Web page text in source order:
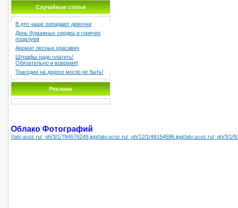
Случайные статьи
В дтп чаще попадают девочки
День бумажных сердец и горячих
поцелуев
Аромат лесных красавич
Штрафы надо платить!
Обязательно и вовремя!
Трагедии на дороге могло не быть!
Реклама
Облако Фотографий
//atv.ucoz.ru/_ph/3/1/784576249.jpg//atv.ucoz.ru/_ph/12/1/46154596.jpg//atv.ucoz.ru/_ph/3/1/